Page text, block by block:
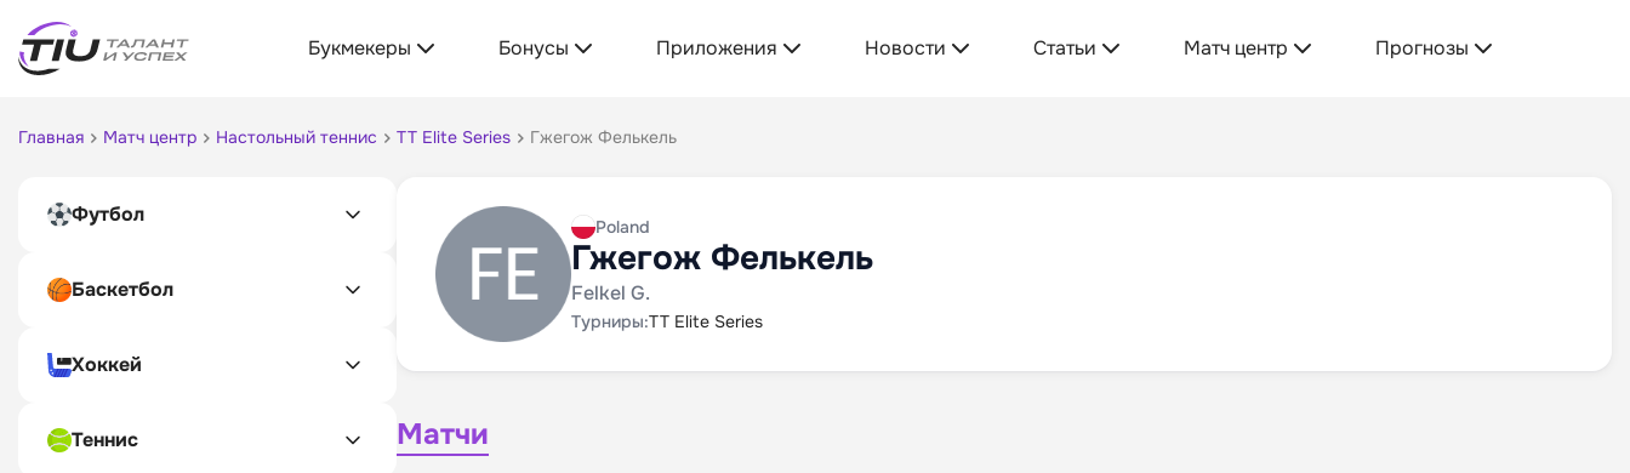
Букмекеры Бонусы Приложения Новости Статьи Матч центр Прогнозы
Главная Матч центр Настольный теннис TT Elite Series Гжегож Фелькель
Футбол
Баскетбол
Хоккей
Теннис
Poland
Гжегож Фелькель
Felkel G.
Турниры:TT Elite Series
Матчи